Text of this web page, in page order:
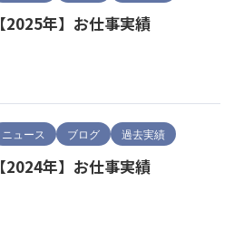
【2025年】お仕事実績
ニュース ブログ 過去実績
【2024年】お仕事実績